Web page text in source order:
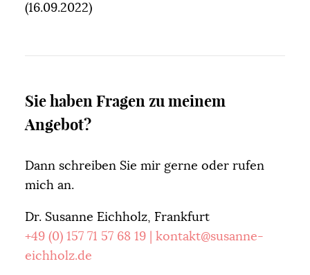
(16.09.2022)
Sie haben Fragen zu meinem
Angebot?
Dann schreiben Sie mir gerne oder rufen
mich an.
Dr. Susanne Eichholz, Frankfurt
+49 (0) 157 71 57 68 19
kontakt@susanne-
eichholz.de